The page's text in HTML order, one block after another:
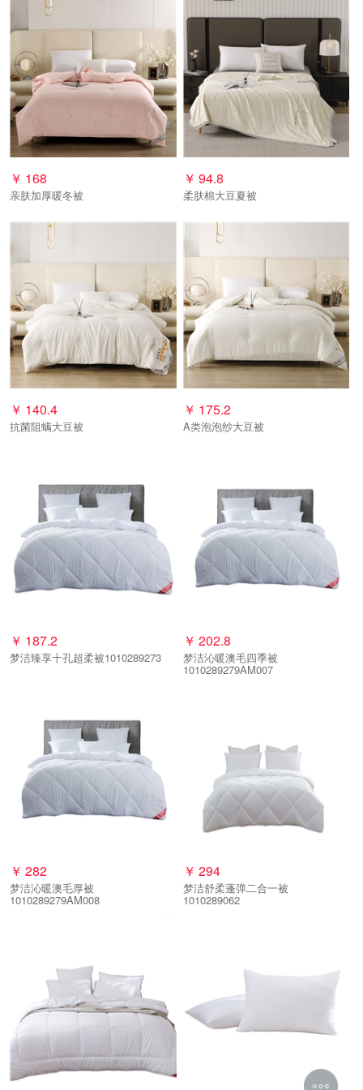
￥ 168
亲肤加厚暖冬被
￥ 94.8
柔肤棉大豆夏被
￥ 140.4
抗菌阻螨大豆被
￥ 175.2
A类泡泡纱大豆被
￥ 187.2
梦洁臻享十孔超柔被1010289273
￥ 202.8
梦洁沁暖澳毛四季被
1010289279AM007
￥ 282
梦洁沁暖澳毛厚被
1010289279AM008
￥ 294
梦洁舒柔蓬弹二合一被
1010289062